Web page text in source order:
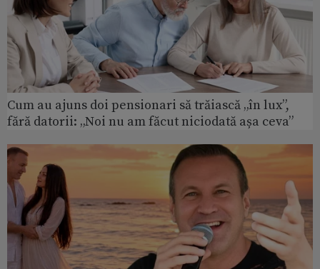
Cum au ajuns doi pensionari să trăiască „în lux”,
fără datorii: „Noi nu am făcut niciodată așa ceva”